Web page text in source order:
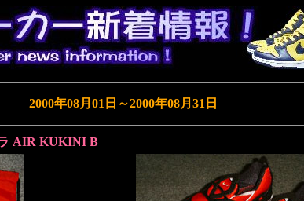
2000年08月01日～2000年08月31日
AIR KUKINI B